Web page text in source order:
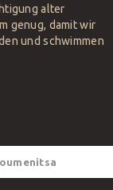
alter
genug, damit wir
und schwimmen